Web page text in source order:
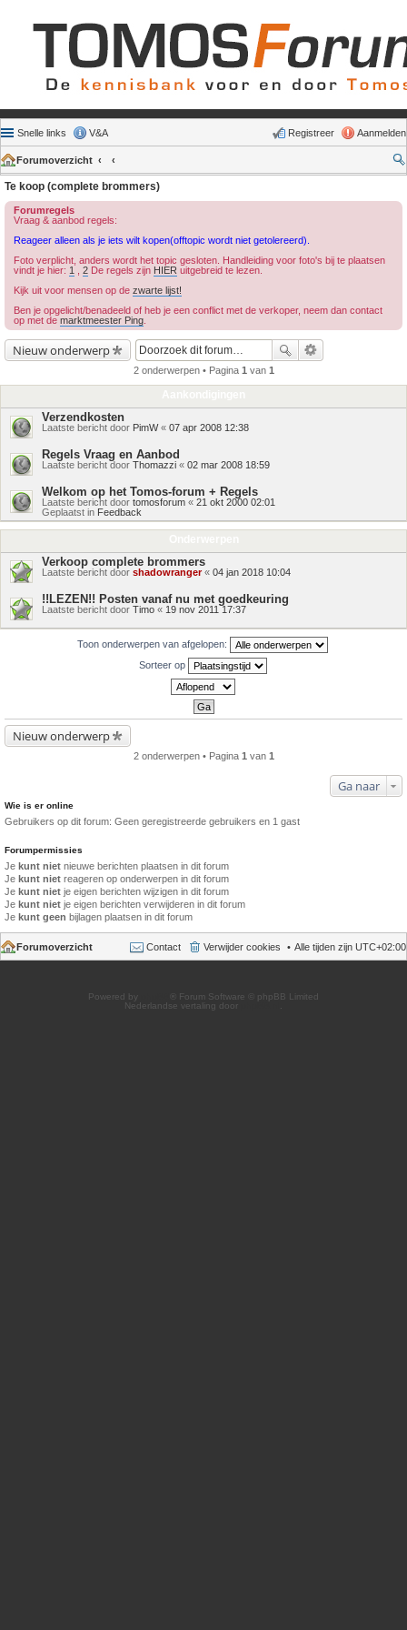
Snelle links V&A Aanmelden
Registreer
Forumoverzicht
Te koop (complete brommers)
Forumregels
Vraag & aanbod regels:
Reageer alleen als je iets wilt kopen(offtopic wordt niet getolereerd).
Foto verplicht, anders wordt het topic gesloten. Handleiding voor foto's bij te plaatsen
vindt je hier: 1 2 De regels zijn HIER uitgebreid te lezen.
Kijk uit voor mensen op de zwarte lijst!
Ben je opgelicht/benadeeld of heb je een conflict met de verkoper, neem dan contact
op met de marktmeester Ping
Nieuw onderwerp
2 onderwerpen • Pagina 1 van 1
Verzendkosten
Laatste bericht door PimW« 07 apr 2008 12:38
Regels Vraag en Aanbod
Laatste bericht door Thomazzi « 02 mar 2008 18:59
Welkom op het Tomos-forum + Regels
Laatste bericht door tomosforum « 21 okt 2000 02:01
Geplaatst in Feedback
Verkoop complete brommers
Laatste bericht door shadowranger« 04 jan 2018 10:04
!!LEZEN!! Posten vanaf nu met goedkeuring
Laatste bericht door Timo « 19 nov 2011 17:37
Toon onderwerpen van afgelopen:
Sorteer op
Nieuw onderwerp
2 onderwerpen • Pagina 1 van 1
Ga naar
Wie is er online
Gebruikers op dit forum: Geen geregistreerde gebruikers en 1 gast
Forumpermissies
Je kunt niet nieuwe berichten plaatsen in dit forum
Je kunt niet reageren op onderwerpen in dit forum
Je kunt niet je eigen berichten wijzigen in dit forum
Je kunt niet je eigen berichten verwijderen in dit forum
Je kunt geen bijlagen plaatsen in dit forum
Forumoverzicht Alle tijden zijn UTC+02:00
Verwijder cookies
Contact
Powered by
® Forum Software © phpBB Limited
Nederlandse vertaling door